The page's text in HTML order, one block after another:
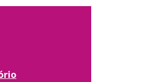
receber mais informações sobre a